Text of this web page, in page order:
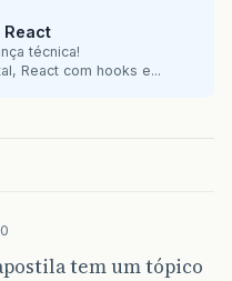
React
técnica!
React com hooks e...
tem um tópico